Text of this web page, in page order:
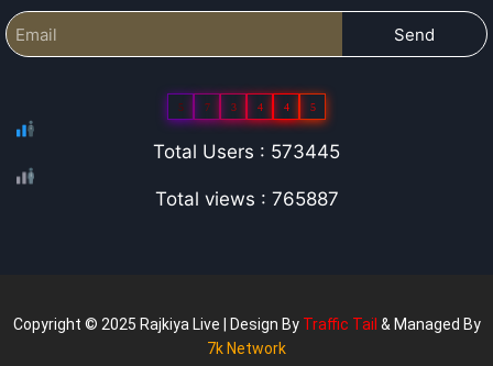
Send
5 7 3 4 4 5
Total Users : 573445
Total views : 765887
Copyright © 2025 Rajkiya Live | Design By Traffic Tail & Managed By
7k Network